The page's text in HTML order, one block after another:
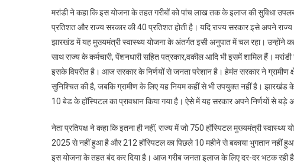
मरांडी ने कहा कि इस योजना के तहत गरीबों को पांच लाख तक के इलाज की सुविधा
प्रतिशत और राज्य सरकार की 40 प्रतिशत होती है। यदि राज्य सरकार इसे अपने
झारखंड में यह मुख्यमंत्री स्वास्थ्य योजना के अंतर्गत इसी अनुपात में चल रहा। उन्होंने
साथ राज्य के कर्मचारी, पेंशनधारी सहित पत्रकार,वकील आदि भी इसमें शामिल हैं।
इसके विपरीत है। आज सरकार के निर्णयों से जनता परेशान है। हेमंत सरकार ने ग्रामीण
सुनिश्चित की है, जबकि ग्रामीण के लिए यह नियम कहीं से भी उपयुक्त नहीं है। झारखंड
10 बेड के हॉस्पिटल का प्रावधान किया गया है। ऐसे में यह सरकार अपने निर्णयों से बड़े
नेता प्रतिपक्ष ने कहा कि इतना ही नहीं, राज्य में जो 750 हॉस्पिटल मुख्यमंत्री
2025 से नहीं हुआ है और 212 हॉस्पिटल का पिछले 10 महीने से बकाया भुगतान नहीं
इस योजना के तहत बंद कर दिया है। आज गरीब जनता इलाज के लिए दर-दर भटक रही